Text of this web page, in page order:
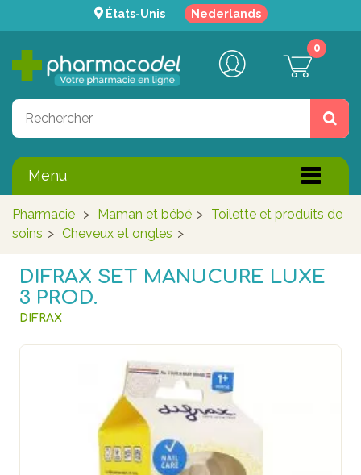
États-Unis Nederlands
0
Menu
Pharmacie > Maman et bébé > Toilette et produits de
soins > Cheveux et ongles >
DIFRAX SET MANUCURE LUXE
3 PROD.
DIFRAX